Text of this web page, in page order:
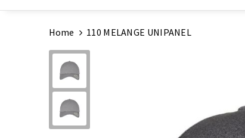
Home 110 MELANGE UNIPANEL